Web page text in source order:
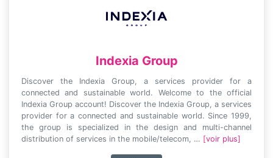
Indexia Group
Discover the Indexia Group, a services provider for a
connected and sustainable world. Welcome to the official
Indexia Group account! Discover the Indexia Group, a services
provider for a connected and sustainable world. Since 1999,
the group is specialized in the design and multi-channel
distribution of services in the mobile/telecom, … [voir plus]